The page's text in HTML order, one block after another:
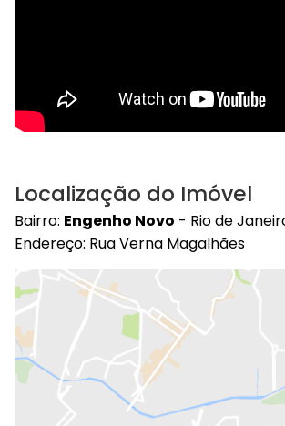
Localização do Imóvel
Bairro: Engenho Novo - Rio de
Endereço: Rua Verna Magalhães